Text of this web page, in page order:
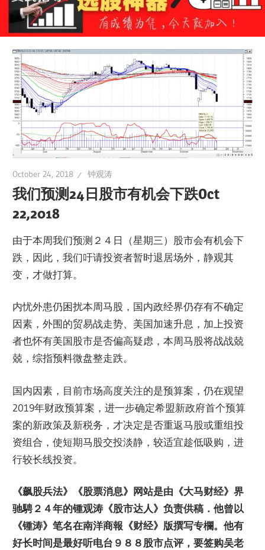
October 24, 2018 钟观涛
我们预测24日股市有机会下跌Oct
22,2018
由于本周我们预测２４日（星期三）股市会有机会下
跌，因此，我们吁请投资者暂时退居场外，静观其
变，才做打算。
内忧外患仍困扰本周马股，国内政经界仍存有不确定
因素，外围的贸易战走势、美国加速升息，加上投资
者也怀有美国股市是否偏高疑虑，本周马股将战战兢
兢，综指预料微盘整走跌。
国内因素，目前市场高度关注的是预算案，仍在观望
2019年财政预算案，进一步确定希盟新政府首个预算
案的新政策及新税务，才决定是否重返马股或重组投
资组合，使短期马股交投淡静，较适宜趁低吸购，进
行较长线投资。
《飙股兵法》《股票消息》网站是由《大马财经》界
驰騁２４年的锺观涛《股市达人》负责供稿．他曾以
《锺涛》笔名在南洋商報《财经》版撰写专欄。他有
好长时间是最好听电台９８８股市点评，要签购吴老